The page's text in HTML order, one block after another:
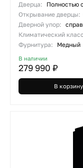
Дверца:
Полностью
Открывание дверцы:
Дверной упор:
Климатический
Фурнитура:
Медный
В наличии
279 990 ₽
В корзину